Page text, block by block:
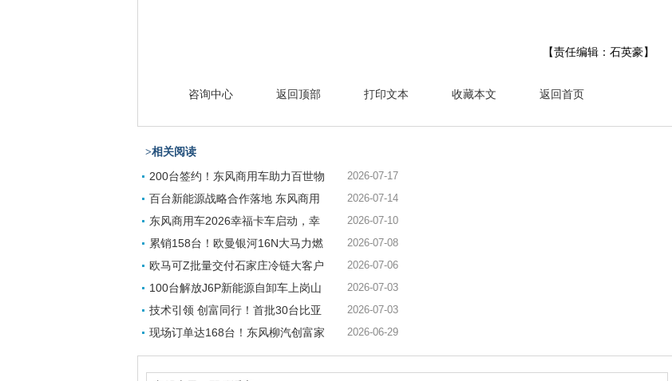
【责任编辑：石英豪】
咨询中心 返回顶部 打印文本 收藏本文 返回首页
>相关阅读
200台签约！东风商用车助力百世物 2026-07-17
百台新能源战略合作落地 东风商用 2026-07-14
东风商用车2026幸福卡车启动，幸 2026-07-10
累销158台！欧曼银河16N大马力燃 2026-07-08
欧马可Z批量交付石家庄冷链大客户 2026-07-06
100台解放J6P新能源自卸车上岗山 2026-07-03
技术引领 创富同行！首批30台比亚 2026-07-03
现场订单达168台！东风柳汽创富家 2026-06-29